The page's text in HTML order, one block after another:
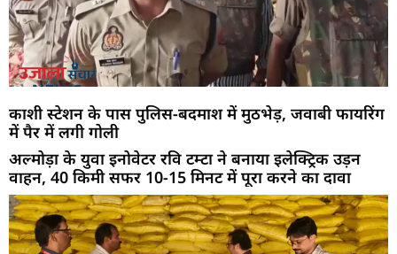
काशी स्टेशन के पास पुलिस-बदमाश में मुठभेड़, जवाबी फायरिंग
में पैर में लगी गोली
अल्मोड़ा के युवा इनोवेटर रवि टम्टा ने बनाया इलेक्ट्रिक उड़न
वाहन, 40 किमी सफर 10-15 मिनट में पूरा करने का दावा